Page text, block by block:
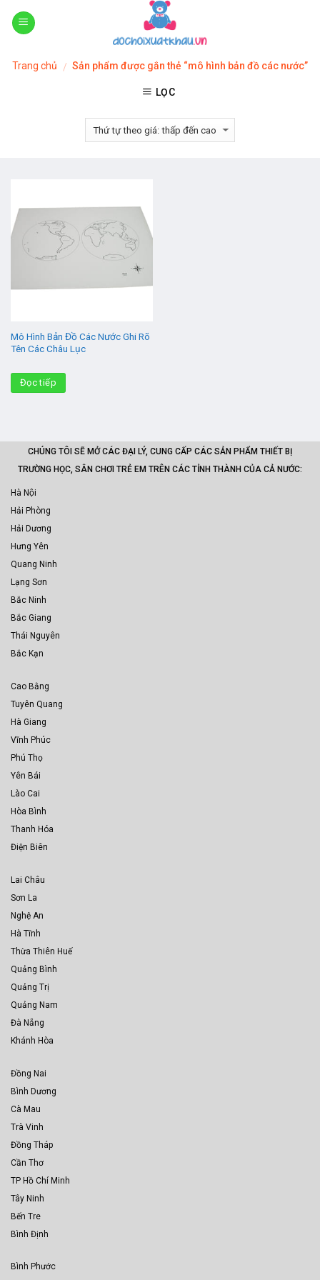
Skip
Trang chủ / Sản phẩm được gắn thẻ “mô hình bản đồ các nước”
LỌC
Mô Hình Bản Đồ Các Nước Ghi Rõ
Tên Các Châu Lục
Đọc tiếp
CHÚNG TÔI SẼ MỞ CÁC ĐẠI LÝ, CUNG CẤP CÁC SẢN PHẨM THIẾT BỊ
TRƯỜNG HỌC, SÂN CHƠI TRẺ EM TRÊN CÁC TỈNH THÀNH CỦA CẢ NƯỚC:
Hà Nội
Hải Phòng
Hải Dương
Hưng Yên
Quang Ninh
Lạng Sơn
Bắc Ninh
Bắc Giang
Thái Nguyên
Bắc Kạn
Cao Bằng
Tuyên Quang
Hà Giang
Vĩnh Phúc
Phú Thọ
Yên Bái
Lào Cai
Hòa Bình
Thanh Hóa
Điện Biên
Lai Châu
Sơn La
Nghệ An
Hà Tĩnh
Thừa Thiên Huế
Quảng Bình
Quảng Trị
Quảng Nam
Đà Nẵng
Khánh Hòa
Đồng Nai
Bình Dương
Cà Mau
Trà Vinh
Đồng Tháp
Cần Thơ
TP Hồ Chí Minh
Tây Ninh
Bến Tre
Bình Định
Bình Phước